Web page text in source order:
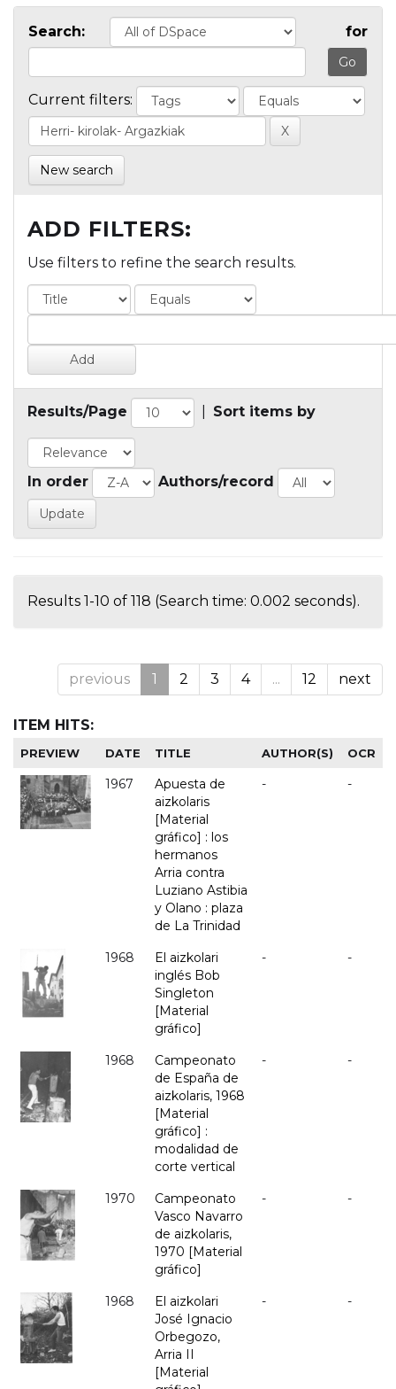
Search: for
Current filters:
New search
ADD FILTERS:
Use filters to refine the search results.
Results/Page Sort items by
In order Authors/record
Results 1-10 of 118 (Search time: 0.002 seconds).
previous 1 2 3 4 ... 12 next
ITEM HITS:
PREVIEW DATE TITLE AUTHOR(S) OCR
1967
Apuesta de
aizkolaris
[Material
gráfico] : los
hermanos
Arria contra
Luziano Astibia
y Olano : plaza
de La Trinidad
- -
1968
El aizkolari
inglés Bob
Singleton
[Material
gráfico]
- -
1968
Campeonato
de España de
aizkolaris, 1968
[Material
gráfico] :
modalidad de
corte vertical
- -
1970
Campeonato
Vasco Navarro
de aizkolaris,
1970 [Material
gráfico]
- -
1968
El aizkolari
José Ignacio
Orbegozo,
Arria II
[Material
- -